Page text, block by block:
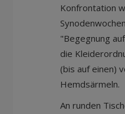
Konfrontation
"Begegnung
die
(bis auf einen)
Hemdsärmeln.
An runden